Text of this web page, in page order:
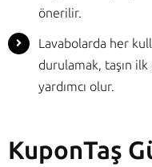
önerilir.
Lavabolarda her
durulamak, taşın
yardımcı olur.
KuponTaş